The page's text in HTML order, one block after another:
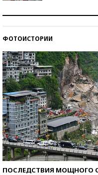
ФОТОИСТОРИИ
ПОСЛЕДСТВИЯ МОЩНОГО